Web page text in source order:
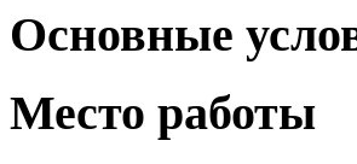
Основные
Место работы